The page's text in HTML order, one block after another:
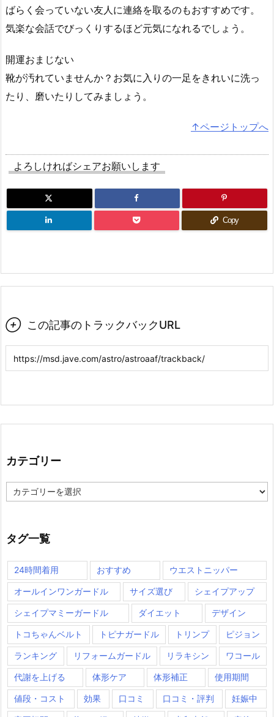
ばらく会っていない友人に連絡を取るのもおすすめです。
気楽な会話でびっくりするほど元気になれるでしょう。
開運おまじない
靴が汚れていませんか？お気に入りの一足をきれいに洗っ
たり、磨いたりしてみましょう。
↑ページトップへ
よろしければシェアお願いします
Copy
 この記事のトラックバックURL
カテゴリー
テ
ー
タグ一覧
24時間着用 おすすめ ウエストニッパー
オールインワンガードル サイズ選び シェイプアップ
シェイプマミーガードル ダイエット デザイン
トコちゃんベルト トピナガードル トリンプ ピジョン
ランキング リフォームガードル リラキシン ワコール
代謝を上げる 体形ケア 体形補正 使用期間
値段・コスト 効果 口コミ 口コミ・評判 妊娠中